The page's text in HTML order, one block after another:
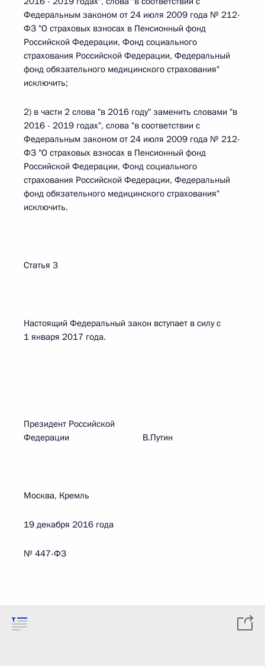
Федеральным законом от 24 июля 2009 года № 212-
ФЗ "О страховых взносах в Пенсионный фонд
Российской Федерации, Фонд социального
страхования Российской Федерации, Федеральный
фонд обязательного медицинского страхования"
исключить;
2) в части 2 слова "в 2016 году" заменить словами "в
2016 - 2019 годах", слова "в соответствии с
Федеральным законом от 24 июля 2009 года № 212-
ФЗ "О страховых взносах в Пенсионный фонд
Российской Федерации, Фонд социального
страхования Российской Федерации, Федеральный
фонд обязательного медицинского страхования"
исключить.
Статья 3
Настоящий Федеральный закон вступает в силу с
1 января 2017 года.
Президент Российской
Федерации В.Путин
Москва, Кремль
19 декабря 2016 года
№ 447-ФЗ